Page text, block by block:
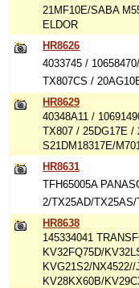
21MF10E/SABA
ELDOR
HR8626
4033745 /
TX807CS /
HR8629
40348A11 /
TX807 / 25DG17E /
S21DM18317E/
HR8631
TFH65005A
2/TX25AD/
HR8638
145334041
KV32FQ75D/
KVG21S2/
KV28KX60B/